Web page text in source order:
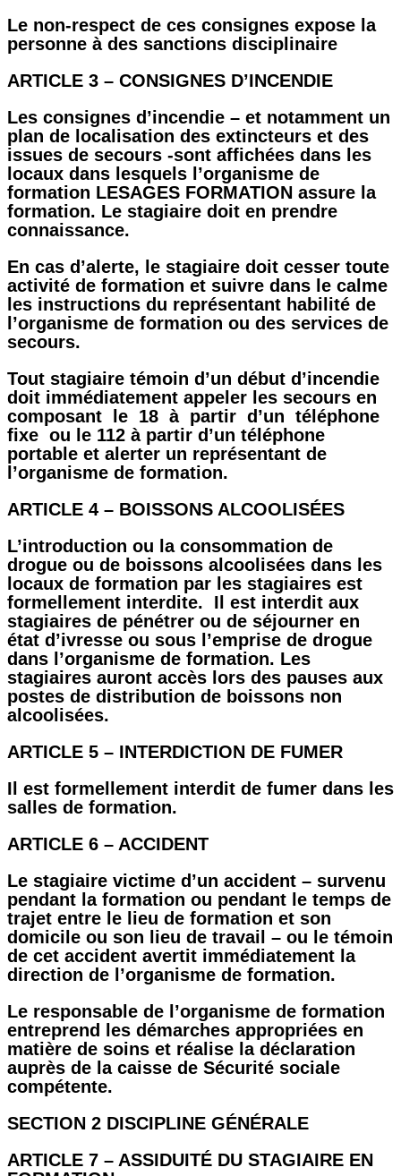
Le non-respect de ces consignes expose la
personne à des sanctions disciplinaire
ARTICLE 3 – CONSIGNES D’INCENDIE
Les consignes d’incendie – et notamment un
plan de localisation des extincteurs et des
issues de secours -sont affichées dans les
locaux dans lesquels l’organisme de
formation LESAGES FORMATION assure la
formation. Le stagiaire doit en prendre
connaissance.
En cas d’alerte, le stagiaire doit cesser toute
activité de formation et suivre dans le calme
les instructions du représentant habilité de
l’organisme de formation ou des services de
secours.
Tout stagiaire témoin d’un début d’incendie
doit immédiatement appeler les secours en
composant le 18 à partir d’un téléphone
fixe ou le 112 à partir d’un téléphone
portable et alerter un représentant de
l’organisme de formation.
ARTICLE 4 – BOISSONS ALCOOLISÉES
L’introduction ou la consommation de
drogue ou de boissons alcoolisées dans les
locaux de formation par les stagiaires est
formellement interdite. Il est interdit aux
stagiaires de pénétrer ou de séjourner en
état d’ivresse ou sous l’emprise de drogue
dans l’organisme de formation. Les
stagiaires auront accès lors des pauses aux
postes de distribution de boissons non
alcoolisées.
ARTICLE 5 – INTERDICTION DE FUMER
Il est formellement interdit de fumer dans les
salles de formation.
ARTICLE 6 – ACCIDENT
Le stagiaire victime d’un accident – survenu
pendant la formation ou pendant le temps de
trajet entre le lieu de formation et son
domicile ou son lieu de travail – ou le témoin
de cet accident avertit immédiatement la
direction de l’organisme de formation.
Le responsable de l’organisme de formation
entreprend les démarches appropriées en
matière de soins et réalise la déclaration
auprès de la caisse de Sécurité sociale
compétente.
SECTION 2 DISCIPLINE GÉNÉRALE
ARTICLE 7 – ASSIDUITÉ DU STAGIAIRE EN